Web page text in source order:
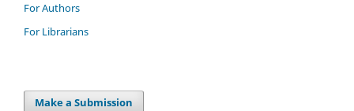
For Authors
For Librarians
Make a Submission